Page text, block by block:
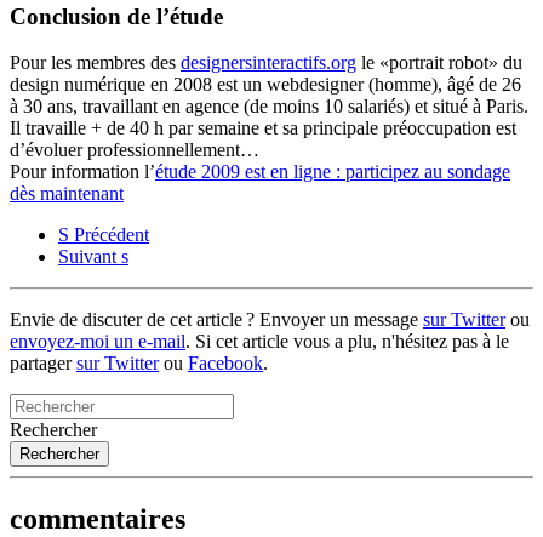
Conclusion de l’étude
Pour les membres des designersinteractifs.org le «portrait robot» du
design numérique en 2008 est un webdesigner (homme), âgé de 26
à 30 ans, travaillant en agence (de moins 10 salariés) et situé à Paris.
Il travaille + de 40 h par semaine et sa principale préoccupation est
d’évoluer professionnellement…
Pour information l’étude 2009 est en ligne : participez au sondage
dès maintenant
S Précédent
Suivant s
Envie de discuter de cet article ? Envoyer un message sur Twitterou
envoyez-moi un e-mail. Si cet article vous a plu, n'hésitez pas à le
partagersur Twitterou Facebook.
Rechercher
commentaires